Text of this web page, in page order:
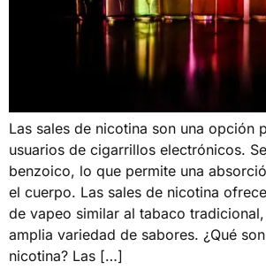
Las sales de nicotina son una opción
usuarios de cigarrillos electrónicos.
benzoico, lo que permite una
el cuerpo. Las sales de nicotina
de vapeo similar al tabaco
amplia variedad de sabores. ¿Qué
nicotina? Las […]